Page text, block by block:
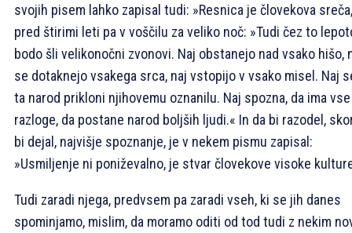
svojih pisem lahko zapisal tudi: »Resnica je človekova
pred štirimi leti pa v voščilu za veliko noč: »Tudi čez to
bodo šli velikonočni zvonovi. Naj obstanejo nad vsako hišo,
se dotaknejo vsakega srca, naj vstopijo v vsako misel. Naj
ta narod prikloni njihovemu oznanilu. Naj spozna, da ima vse
razloge, da postane narod boljših ljudi.« In da bi razodel,
bi dejal, najvišje spoznanje, je v nekem pismu zapisal:
»Usmiljenje ni poniževalno, je stvar človekove visoke
Tudi zaradi njega, predvsem pa zaradi vseh, ki se jih danes
spominjamo, mislim, da moramo oditi od tod tudi z nekim